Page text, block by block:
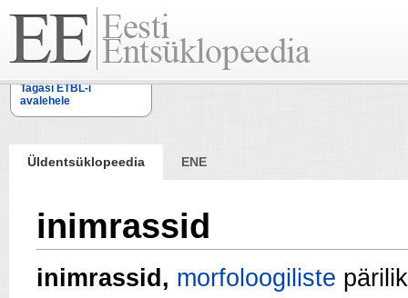
Tagasi ETBL-i
avalehele
Üldentsüklopeedia ENE
inimrassid
inimrassid, morfoloogiliste